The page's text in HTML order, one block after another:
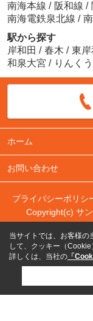
南海本線 / 阪和線 /
南海電鉄泉北線 /
駅から探す
岸和田 / 春木 / 東岸
和泉大宮 / りんく
ホーム
お問い合わせ
プライバシーポリシ
Copyright(c) サ
当サイトでは、お客様の
して、クッキー（Cookie
詳しくは、当社の 「